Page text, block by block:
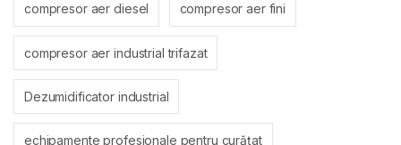
compresor aer diesel compresor aer fini
compresor aer industrial trifazat
Dezumidificator industrial
echipamente profesionale pentru curățat